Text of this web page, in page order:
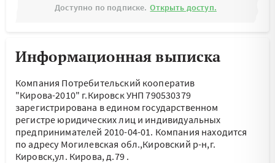
Доступно по подписке. Открыть доступ.
Информационная выписка
Компания Потребительский кооператив
"Кирова-2010" г.Кировск УНП 790530379
зарегистрирована в едином государственном
регистре юридических лиц и индивидуальных
предпринимателей 2010-04-01. Компания находится
по адресу Могилевская обл.,Кировский р-н,г.
Кировск,ул. Кирова, д.79.